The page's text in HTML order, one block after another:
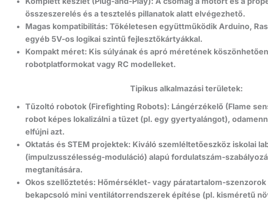
összeszerelés és a tesztelés pillanatok alatt elvégezhető.
Magas kompatibilitás: Tökéletesen együttműködik Arduino,
egyéb 5V-os logikai szintű fejlesztőkártyákkal.
Kompakt méret: Kis súlyának és apró méretének
robotplatformokat vagy RC modelleket.
Tipikus alkalmazási területek:
Tűzoltó robotok (Firefighting Robots): Lángérzékelő (Flame
robot képes lokalizálni a tüzet (pl. egy gyertyalángot),
elfújni azt.
Oktatás és STEM projektek: Kiváló szemléltetőeszköz iskolai
(impulzusszélesség-moduláció) alapú fordulatszám-
megtanítására.
Okos szellőztetés: Hőmérséklet- vagy páratartalom-szenzorok
bekapcsoló mini ventilátorrendszerek építése (pl. kisméretű